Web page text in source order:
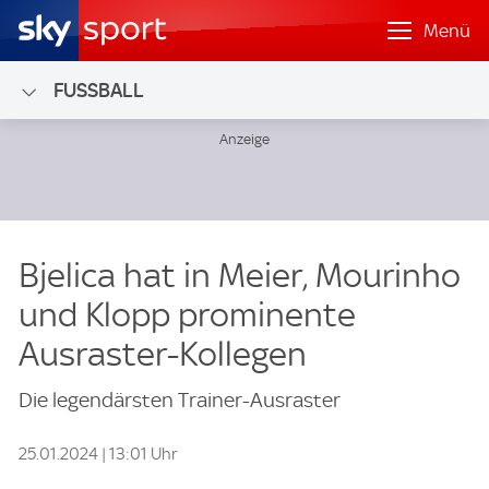
Menü
FUSSBALL
Bjelica hat in Meier, Mourinho
und Klopp prominente
Ausraster-Kollegen
Die legendärsten Trainer-Ausraster
25.01.2024 | 13:01 Uhr